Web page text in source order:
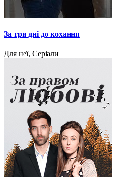
За три дні до кохання
Для неї, Серіали